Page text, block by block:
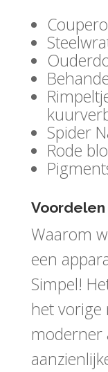
Spider
Rode
Voordelen
Waarom
een
Simpel!
het vorige
moderner